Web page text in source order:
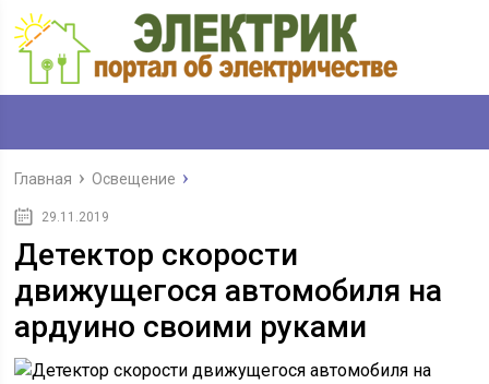
Главная Освещение
29.11.2019
Детектор скорости
движущегося автомобиля на
ардуино своими руками